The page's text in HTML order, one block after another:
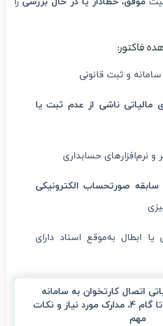
فاکتور:
و ثبت قانونی
مالیاتی ناشی از عدم ثبت یا
و نرم‌افزارهای حسابداری
سابقه صورتحساب الکترونیکی
یا ابطال به‌موقع اسناد دارای
اتصال کارتخوان به سامانه
مودیان، از ثبت نام تا گام 4، مدارک مورد نیاز و نکات
مهم